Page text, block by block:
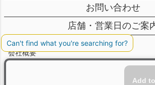
お問い合わせ
店舗・営業日のご案
会社概要